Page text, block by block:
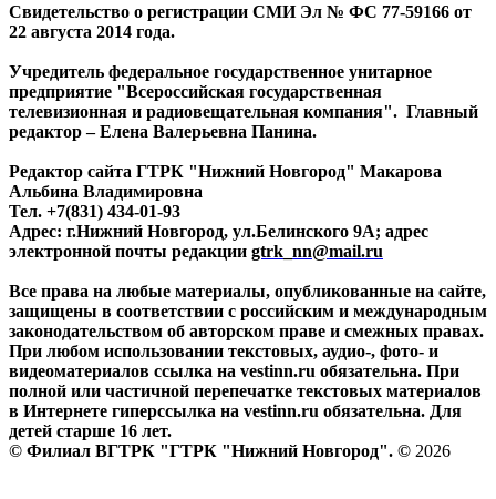
Свидетельство о регистрации СМИ Эл № ФС 77-59166 от
22 августа 2014 года.
Учредитель федеральное государственное унитарное
предприятие "Всероссийская государственная
телевизионная и радиовещательная компания". Главный
редактор – Елена Валерьевна Панина.
Редактор сайта ГТРК "Нижний Новгород" Макарова
Альбина Владимировна
Тел. +7(831) 434-01-93
Адрес: г.Нижний Новгород, ул.Белинского 9А; адрес
электронной почты редакции gtrk_nn@mail.ru
Все права на любые материалы, опубликованные на сайте,
защищены в соответствии с российским и международным
законодательством об авторском праве и смежных правах.
При любом использовании текстовых, аудио-, фото- и
видеоматериалов ссылка на vestinn.ru обязательна. При
полной или частичной перепечатке текстовых материалов
в Интернете гиперссылка на vestinn.ru обязательна. Для
детей старше 16 лет.
© Филиал ВГТРК "ГТРК "Нижний Новгород". © 2026